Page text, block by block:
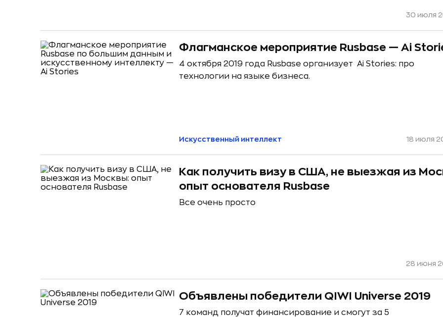
30 июля
Флагманское мероприятие Rusbase — Ai
4 октября 2019 года Rusbase организует Ai Stories: про
технологии на языке бизнеса.
Искусственный интеллект 18 июля
Как получить визу в США, не выезжая из
опыт основателя Rusbase
Все очень просто
28 июня
Объявлены победители QIWI Universe 2019
7 команд получат финансирование и смогут за 5